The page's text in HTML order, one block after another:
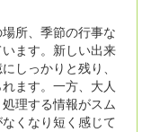
所、季節の行事な
ます。新しい出来
しっかりと残り、
ます。一方、大人
理する情報がスム
くなり短く感じて